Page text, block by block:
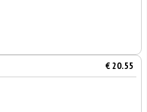
€ 20.55